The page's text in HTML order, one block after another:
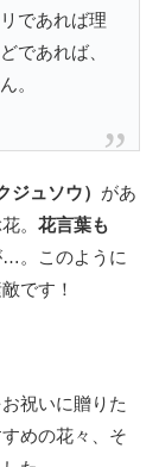
であれば理
であれば、
。
ジュソウ） があ
。 花言葉も
…。このように
です！
祝いに贈りた
めの花々、そ